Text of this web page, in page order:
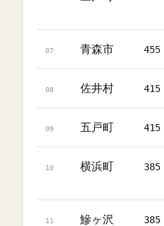
07 青森市 455
08 佐井村 415
09 五戸町 415
10 横浜町 385
11
鰺ヶ沢
385